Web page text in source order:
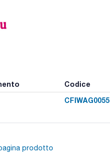
Codice
CFIWAG0055
prodotto